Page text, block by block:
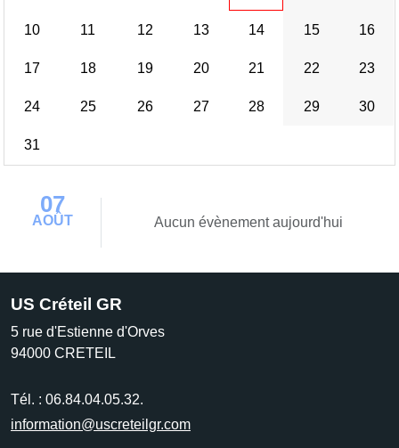
10 11 12 13 14 15 16
17 18 19 20 21 22 23
24 25 26 27 28 29 30
31
07
AOÛT Aucun évènement aujourd'hui
US Créteil GR
5 rue d'Estienne d'Orves
94000 CRETEIL
Tél. : 06.84.04.05.32.
information@uscreteilgr.com